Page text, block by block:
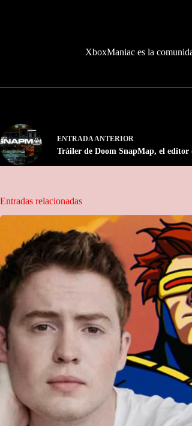
XboxManiac es la
ENTRADAANTERIOR
Tráiler de Doom SnapMap, el editor
Entradas relacionadas